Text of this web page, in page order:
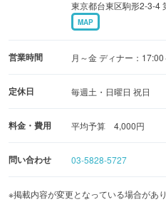
東京都台東区駒形2-3-4
MAP
営業時間 月～金 ディナー：
定休日 毎週土・日曜日 祝日
料金・費用 平均予算 4,000円
問い合わせ 03-5828-5727
※掲載内容が変更となっている場合があ